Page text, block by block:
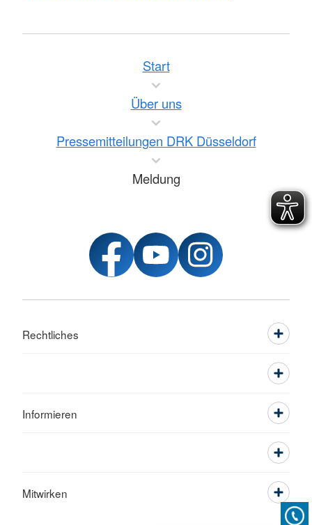
Start
Über uns
Pressemitteilungen DRK Düsseldorf
Meldung
Rechtliches
Informieren
Mitwirken